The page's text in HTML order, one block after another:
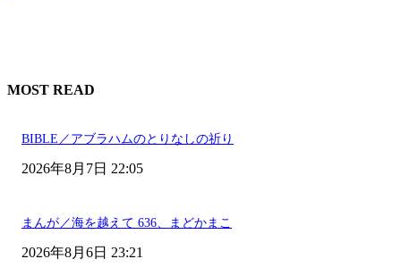
MOST READ
BIBLE／アブラハムのとりなしの祈り
2026年8月7日 22:05
まんが／海を越えて 636、まどかまこ
2026年8月6日 23:21